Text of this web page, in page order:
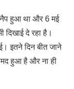
हुआ था और 6 मई
दिखाई दे रहा है।
इतने दिन बीत जाने
हुआ है और ना ही